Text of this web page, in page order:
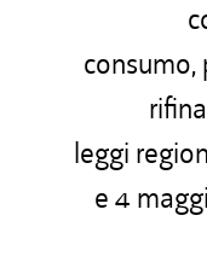
consumo,
leggi
e 4